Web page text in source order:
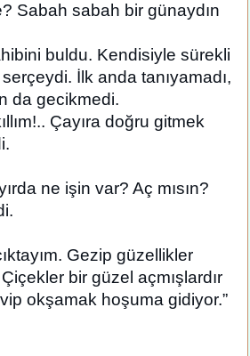
Sabah sabah bir günaydın
buldu. Kendisiyle sürekli
İlk anda tanıyamadı,
da gecikmedi.
Çayıra doğru gitmek
ne işin var? Aç mısın?
Gezip güzellikler
bir güzel açmışlardır
okşamak hoşuma gidiyor.”